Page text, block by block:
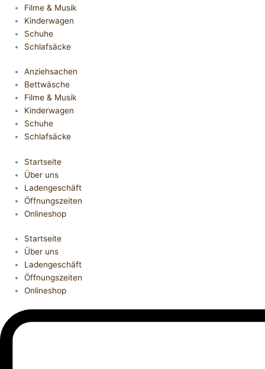
Filme & Musik
Kinderwagen
Schuhe
Schlafsäcke
Anziehsachen
Bettwäsche
Filme & Musik
Kinderwagen
Schuhe
Schlafsäcke
Startseite
Über uns
Ladengeschäft
Öffnungszeiten
Onlineshop
Startseite
Über uns
Ladengeschäft
Öffnungszeiten
Onlineshop